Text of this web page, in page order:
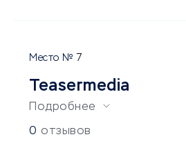
7
Teasermedia
Подробнее
0 отзывов